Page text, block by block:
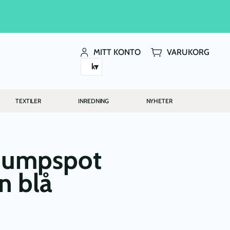
MITT KONTO
VARUKORG
kr
TEXTILER INREDNING NYHETER
blå